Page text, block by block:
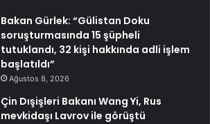
Bakan Gürlek: “Gülistan Doku
soruşturmasında 15 şüpheli
tutuklandı, 32 kişi hakkında adli işlem
başlatıldı”
Ağustos 8, 2026
Çin Dışişleri Bakanı Wang Yi, Rus
mevkidaşı Lavrov ile görüştü